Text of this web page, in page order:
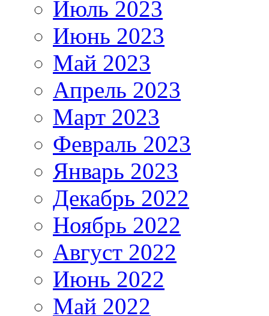
Июль 2023
Июнь 2023
Май 2023
Апрель 2023
Март 2023
Февраль 2023
Январь 2023
Декабрь 2022
Ноябрь 2022
Август 2022
Июнь 2022
Май 2022